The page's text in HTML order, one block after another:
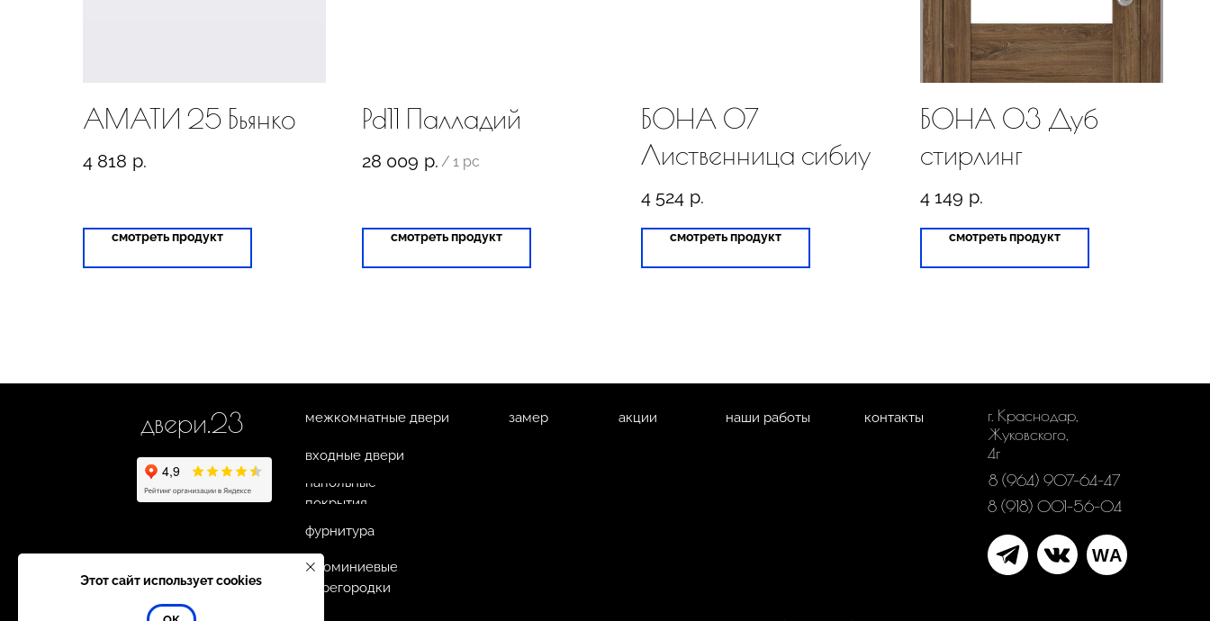
Этот сайт использует cookies
АМАТИ 25 Бьянко
4 818 р.
смотреть продукт
Pd11 Палладий
28 009 р. / 1 pc
смотреть продукт
БОНА 07
Лиственница сибиу
4 524 р.
смотреть продукт
БОНА 03 Дуб
стирлинг
4 149 р.
смотреть продукт
двери.23
напольные
покрытия
межкомнатные двери
входные двери
фурнитура
замер акции наши работы контакты
г. Краснодар,
Жуковского,
4г
8 (918) 001-56-04
8 (964) 907-64-47
WA
алюминиевые
перегородки